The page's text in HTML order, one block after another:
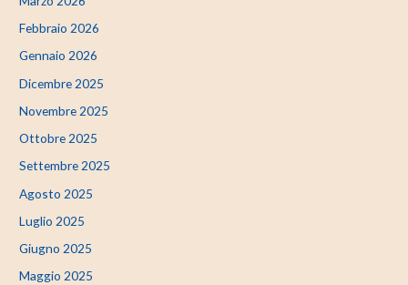
Febbraio 2026
Gennaio 2026
Dicembre 2025
Novembre 2025
Ottobre 2025
Settembre 2025
Agosto 2025
Luglio 2025
Giugno 2025
Maggio 2025